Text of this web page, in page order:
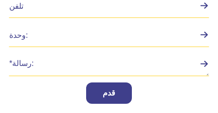
قدم